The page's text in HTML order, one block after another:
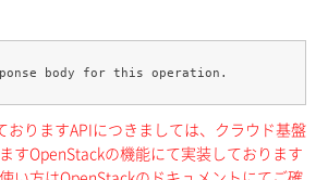
おりますAPIにつきましては、クラウド基盤
すOpenStackの機能にて実装しております